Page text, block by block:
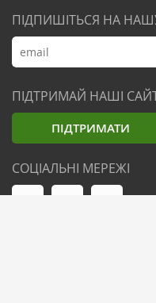
ПІДПИШІТЬСЯ НА
ПІДТРИМАЙ НАШІ
ПІДТРИМАТИ
СОЦІАЛЬНІ МЕРЕЖІ